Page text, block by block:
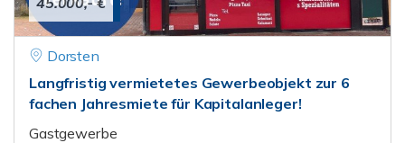
Dorsten
Langfristig vermietetes Gewerbeobjekt zur 6
fachen Jahresmiete für Kapitalanleger!
Gastgewerbe